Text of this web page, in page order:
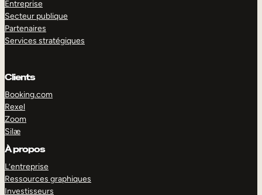
Entreprise
Secteur publique
Partenaires
Services stratégiques
Clients
Booking.com
Rexel
Zoom
Silæ
À propos
L’entreprise
Ressources graphiques
Investisseurs